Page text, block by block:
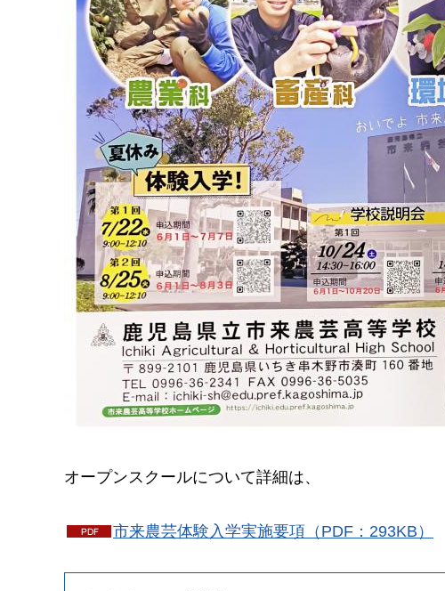
オープンスクールについて詳細は、
市来農芸体験入学実施要項（PDF：293KB）